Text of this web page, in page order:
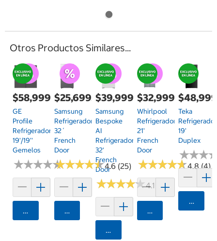
Otros Productos Similares...
$58,999.00
GE
Profile
Refrigerador
19'/19''
Gemelos
★★★★★
★★★★★
Agregar
$25,699.00
Samsung
Refrigerador
32´
French
Door
★★★★★
★★★★★4.6 (25)
Agregar
$39,999.00
Samsung
Bespoke
AI
Refrigerador
32'
French
Door
★★★★★
★★★★★4.1 (9)
Agregar
$32,999.00
Whirlpool
Refrigerador
21'
French
Door
★★★★★
★★★★★4.8 (4)
Agregar
Teka
Refrigerador
19'
Duplex
★★★
★★★